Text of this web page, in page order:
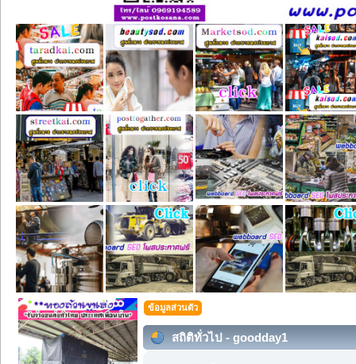
ข้อมูลส่วนตัว
สถิติทั่วไป - goodday1